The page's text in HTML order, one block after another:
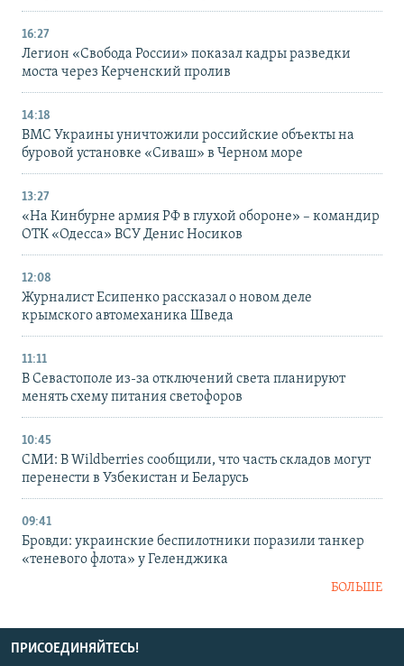
16:27
Легион «Свобода России» показал кадры разведки
моста через Керченский пролив
14:18
ВМС Украины уничтожили российские объекты на
буровой установке «Сиваш» в Черном море
13:27
«На Кинбурне армия РФ в глухой обороне» – командир
ОТК «Одесса» ВСУ Денис Носиков
12:08
Журналист Есипенко рассказал о новом деле
крымского автомеханика Шведа
11:11
В Севастополе из-за отключений света планируют
менять схему питания светофоров
10:45
СМИ: В Wildberries сообщили, что часть складов могут
перенести в Узбекистан и Беларусь
09:41
Бровди: украинские беспилотники поразили танкер
«теневого флота» у Геленджика
БОЛЬШЕ
ПРИСОЕДИНЯЙТЕСЬ!